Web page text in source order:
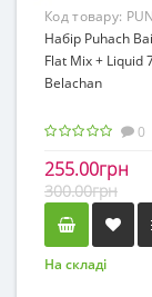
Код товару:
Набір Puhach
Flat Mix + Liquid
Belachan
0
255.00грн
300.00грн
На складі